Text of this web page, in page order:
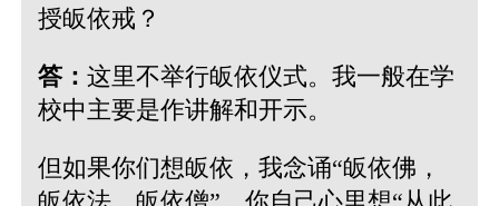
授皈依戒？
答： 这里不举行皈依仪式。我一般在学
校中主要是作讲解和开示。
但如果你们想皈依，我念诵“皈依佛，